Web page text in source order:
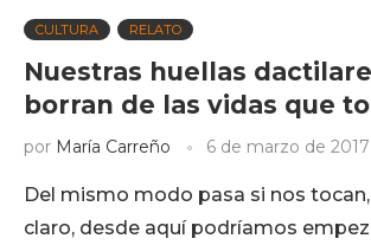
CULTURA RELATO
Nuestras huellas
borran de las vidas que
por María Carreño 6 de marzo de 2017
Del mismo modo pasa si nos
claro, desde aquí podríamos